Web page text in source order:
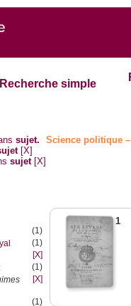
Recherche simple
sujet.
Science politique –
[X]
sujet [X]
(1)
(1)
[X]
(1)
[X]
(1)
1